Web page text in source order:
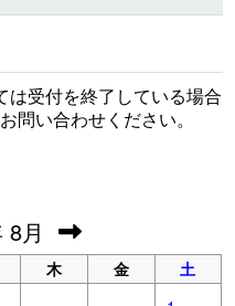
は受付を終了している場合
問い合わせください。
8月
木 金
土